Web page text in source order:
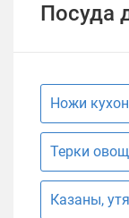
Посуда
Ножи
Терки
Казаны,